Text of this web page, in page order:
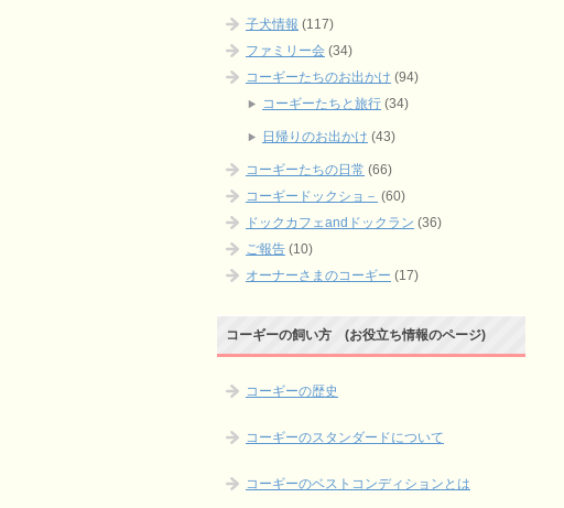
子犬情報 (117)
ファミリー会 (34)
コーギーたちのお出かけ (94)
コーギーたちと旅行 (34)
日帰りのお出かけ (43)
コーギーたちの日常 (66)
コーギードックショ－ (60)
ドックカフェandドックラン (36)
ご報告 (10)
オーナーさまのコーギー (17)
コーギーの飼い方 (お役立ち情報のページ)
コーギーの歴史
コーギーのスタンダードについて
コーギーのベストコンディションとは